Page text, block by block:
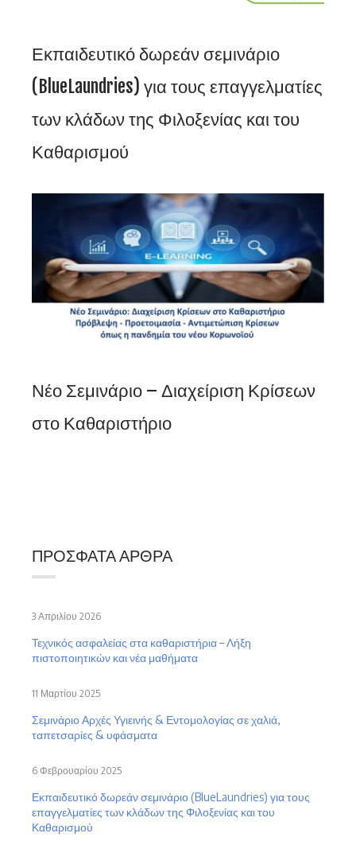
Εκπαιδευτικό δωρεάν σεμινάριο
(BlueLaundries) για τους επαγγελματίες
των κλάδων της Φιλοξενίας και του
Καθαρισμού
Νέο Σεμινάριο – Διαχείριση Κρίσεων
στο Καθαριστήριο
ΠΡΌΣΦΑΤΑ ΆΡΘΡΑ
Τεχνικός ασφαλείας στα καθαριστήρια – Λήξη
πιστοποιητικών και νέα μαθήματα
3 Απριλίου 2026
Σεμινάριο Αρχές Υγιεινής & Εντομολογίας σε χαλιά,
ταπετσαρίες & υφάσματα
11 Μαρτίου 2025
Εκπαιδευτικό δωρεάν σεμινάριο (BlueLaundries) για τους
επαγγελματίες των κλάδων της Φιλοξενίας και του
Καθαρισμού
6 Φεβρουαρίου 2025